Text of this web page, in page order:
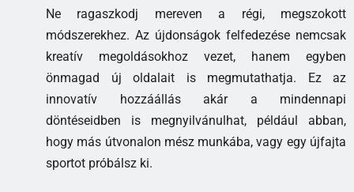
Ne ragaszkodj mereven a régi, megszokott
módszerekhez. Az újdonságok felfedezése nemcsak
kreatív megoldásokhoz vezet, hanem egyben
önmagad új oldalait is megmutathatja. Ez az
innovatív hozzáállás akár a mindennapi
döntéseidben is megnyilvánulhat, például abban,
hogy más útvonalon mész munkába, vagy egy újfajta
sportot próbálsz ki.